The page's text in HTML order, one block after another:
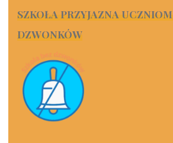
SZKOŁA PRZYJAZNA
DZWONKÓW